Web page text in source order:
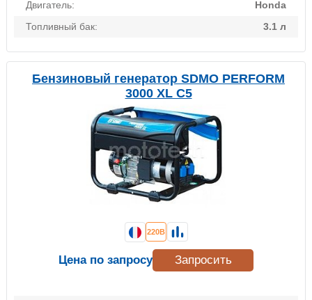
Двигатель:
Honda
Топливный бак:
3.1 л
Бензиновый генератор SDMO PERFORM
3000 XL C5
220В
Цена по запросу Запросить